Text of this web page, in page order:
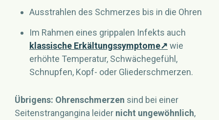
Ausstrahlen des Schmerzes bis in die Ohren
Im Rahmen eines grippalen Infekts auch
klassische Erkältungssymptome↗ wie
erhöhte Temperatur, Schwächegefühl,
Schnupfen, Kopf- oder Gliederschmerzen.
Übrigens: Ohrenschmerzen sind bei einer
Seitenstrangangina leider nicht ungewöhnlich,